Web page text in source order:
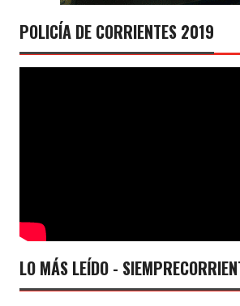
POLICÍA DE CORRIENTES 2019
LO MÁS LEÍDO -